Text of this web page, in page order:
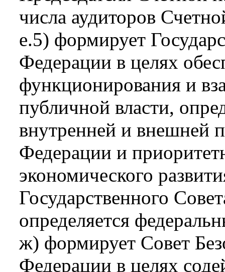
числа аудиторов
е.5) формирует
Федерации в целях
функционирования и
публичной власти,
внутренней и внешней
Федерации и
экономического
Государственного
определяется
ж) формирует Совет
Федерации в целях